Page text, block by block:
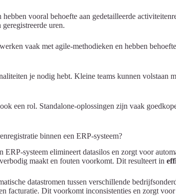
vooral behoefte aan gedetailleerde
uren.
vaak met agile-methodieken en hebben
je nodig hebt. Kleine teams kunnen
een rol. Standalone-oplossingen zijn vaak
binnen een ERP-systeem?
ERP-systeem elimineert datasilos en zorgt voor
maakt en fouten voorkomt. Dit resulteert in
datastromen tussen verschillende
facturatie. Dit voorkomt inconsistenties en zorgt